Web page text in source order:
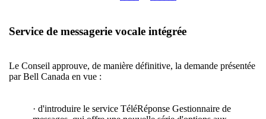
Service de messagerie vocale intégrée
Le Conseil approuve, de manière définitive, la demande présentée
par Bell Canada en vue :
· d'introduire le service TéléRéponse Gestionnaire de